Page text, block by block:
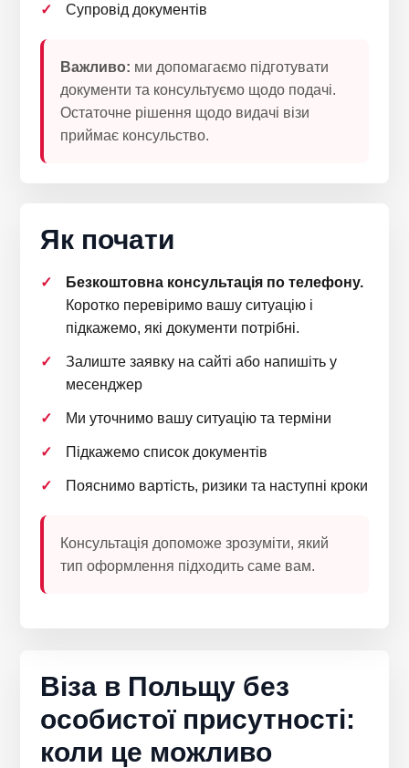
Супровід документів
Важливо: ми допомагаємо підготувати
документи та консультуємо щодо подачі.
Остаточне рішення щодо видачі візи
приймає консульство.
Як почати
Безкоштовна консультація по телефону.
Коротко перевіримо вашу ситуацію і
підкажемо, які документи потрібні.
Залиште заявку на сайті або напишіть у
месенджер
Ми уточнимо вашу ситуацію та терміни
Підкажемо список документів
Пояснимо вартість, ризики та наступні кроки
Консультація допоможе зрозуміти, який
тип оформлення підходить саме вам.
Віза в Польщу без
особистої присутності:
коли це можливо